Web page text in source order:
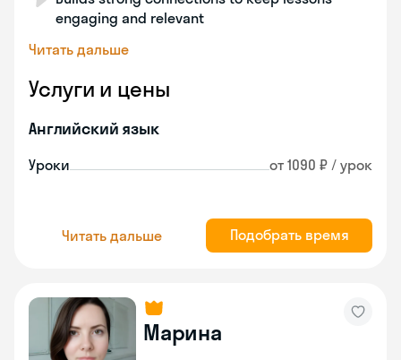
engaging and relevant
Читать дальше
Услуги и цены
Английский язык
Уроки от 1090 ₽ / урок
Читать дальше Подобрать время
Марина